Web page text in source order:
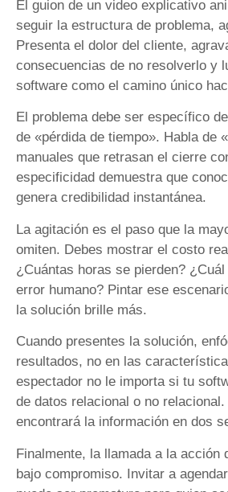
El guion de un video explicativo
seguir la estructura de problema,
Presenta el dolor del cliente,
consecuencias de no resolverlo y
software como el camino único
El problema debe ser específico
de «pérdida de tiempo». Habla de
manuales que retrasan el cierre
especificidad demuestra que
genera credibilidad instantánea.
La agitación es el paso que la
omiten. Debes mostrar el costo
¿Cuántas horas se pierden?
error humano? Pintar ese
la solución brille más.
Cuando presentes la solución,
resultados, no en las
espectador no le importa si tu
de datos relacional o no
encontrará la información en dos
Finalmente, la llamada a la acción
bajo compromiso. Invitar a